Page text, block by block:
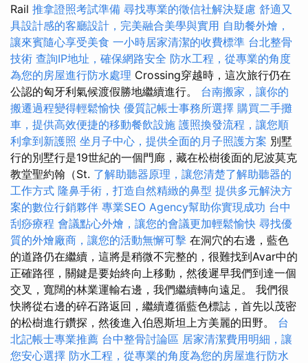
Rail 推拿證照考試準備 尋找專業的徵信社解決疑慮 舒適又
具設計感的客廳設計，完美融合美學與實用 自助餐外燴，
讓來賓隨心享受美食 一小時居家清潔的收費標準 台北整骨
技術 查詢IP地址，確保網路安全 防水工程，從專業的角度
為您的房屋進行防水處理 Crossing穿越時，這次旅行仍在
公認的匈牙利氣候渡假勝地繼續進行。 台南搬家，讓你的
搬遷過程變得輕鬆愉快 優質記帳士事務所選擇 購買二手攤
車，提供高效便捷的移動餐飲設施 護照換發流程，讓您順
利拿到新護照 坐月子中心，提供全面的月子照護方案 別墅
行的別墅行是19世紀的一個門廊，藏在松樹後面的尼波莫克
教堂聖約翰（St. 了解助聽器原理，讓您清楚了解助聽器的
工作方式 隆鼻手術，打造自然精緻的鼻型 提供多元解決方
案的數位行銷夥伴 專業SEO Agency幫助你實現成功 台中
刮痧療程 會議點心外燴，讓您的會議更加輕鬆愉快 尋找優
質的外燴廠商，讓您的活動無懈可擊 在洞穴的右邊，藍色
的道路仍在繼續，這將是稍微不完整的，很難找到Avar中的
正確路徑，關鍵是要始終向上移動，然後遲早我們到達一個
交叉，寬闊的林業運輸右邊，我們繼續轉向遠足。 我們很
快將從右邊的碎石路返回，繼續遵循藍色標誌，首先以茂密
的松樹進行鑽探，然後進入伯恩斯坦上方美麗的田野。 台
北記帳士專業推薦 台中整骨討論區 居家清潔費用明細，讓
您安心選擇 防水工程，從專業的角度為您的房屋進行防水